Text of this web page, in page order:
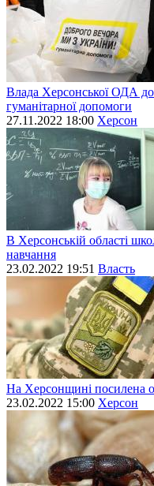
Влада Херсонської ОДА
гуманітарної допомоги
27.11.2022 18:00 Херсон
В Херсонській області
навчання
23.02.2022 19:51 Власть
На Херсонщині посилена
23.02.2022 15:00 Херсон